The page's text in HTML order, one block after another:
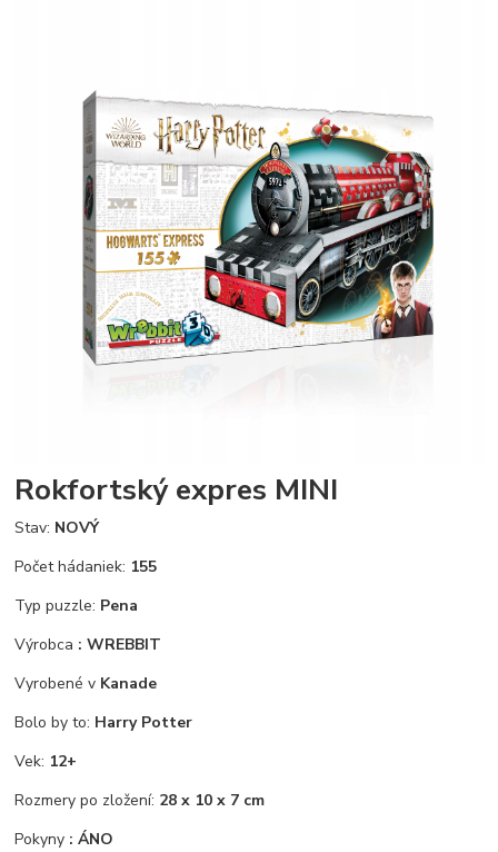
Rokfortský expres MINI
Stav: NOVÝ
Počet hádaniek: 155
Typ puzzle: Pena
Výrobca : WREBBIT
Vyrobené v Kanade
Bolo by to: Harry Potter
Vek: 12+
Rozmery po zložení: 28 x 10 x 7 cm
Pokyny : ÁNO